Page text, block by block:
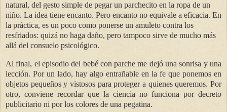
natural, del gesto simple de pegar un parchecito en la ropa de un
niño. La idea tiene encanto. Pero encanto no equivale a eficacia. En
la práctica, es un poco como ponerse un amuleto contra los
resfriados: quizá no haga daño, pero tampoco sirve de mucho más
allá del consuelo psicológico.
Al final, el episodio del bebé con parche me dejó una sonrisa y una
lección. Por un lado, hay algo entrañable en la fe que ponemos en
objetos pequeños y vistosos para proteger a quienes queremos. Por
otro, conviene recordar que la ciencia no funciona por decreto
publicitario ni por los colores de una pegatina.